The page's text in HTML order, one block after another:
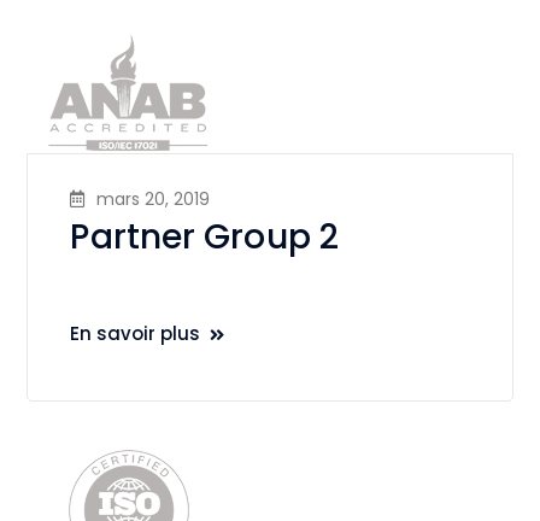
mars 20, 2019
Partner Group 2
En savoir plus